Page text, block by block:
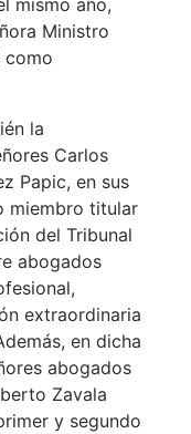
Ministro
como
la
Carlos
Papic, en sus
miembro titular
del Tribunal
abogados
extraordinaria
en dicha
abogados
Zavala
y segundo